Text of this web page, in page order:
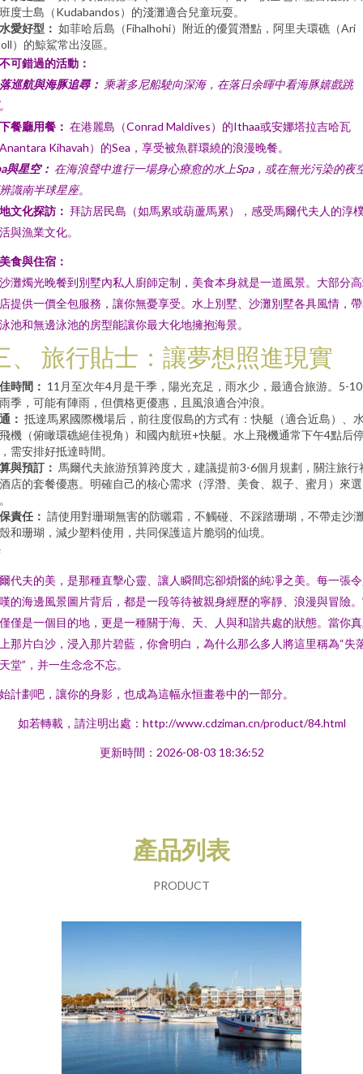
度士島（Kudabandos）的淺灘適合兒童玩耍。
愛好型： 如菲哈后島（Fihalhohi）附近的優質潛點，阿里夫環礁（Ari
）的鯨鯊常出沒區。
可錯過的活動：
巡航與海豚追尋： 乘著多尼船駛向深海，在落日余暉中看海豚嬉戲跳
餐廳用餐： 在港麗島（Conrad Maldives）的Ithaa或安娜塔拉吉哈瓦
Kihavah）的Sea，享受被魚群環繞的浪漫晚餐。
與星空： 在海浪聲中進行一場身心療愈的水上Spa，或在無光污染的夜
識南半球星座。
文化探訪： 拜訪居民島（如馬累或葫蘆馬累），感受馬爾代夫人的淳
與漁業文化。
食與住宿：
灘燭光晚餐到別墅內私人廚師定制，美食本身就是一道風景。大部分
提供一價全包服務，讓你無憂享受。水上別墅、沙灘別墅各具風情，
池和無邊泳池的房型能讓你最大化地擁抱海景。
、 旅行貼士：讓夢想照進現實
時間： 11月至次年4月是干季，陽光充足，雨水少，最適合旅游。5-
季，可能有陣雨，但價格更優惠，且風浪適合沖浪。
： 抵達馬累國際機場后，前往度假島的方式有：快艇（適合近島）、
機（俯瞰環礁絕佳視角）和國內航班+快艇。水上飛機通常下午4點后
需安排好抵達時間。
與預訂： 馬爾代夫旅游預算跨度大，建議提前3-6個月規劃，關注旅行
店的套餐優惠。明確自己的核心需求（浮潛、美食、親子、蜜月）來選
責任： 請使用對珊瑚無害的防曬霜，不觸碰、不踩踏珊瑚，不帶走沙
和珊瑚，減少塑料使用，共同保護這片脆弱的仙境。
代夫的美，是那種直擊心靈、讓人瞬間忘卻煩惱的純凈之美。每一張
的海邊風景圖片背后，都是一段等待被親身經歷的寧靜、浪漫與冒險
僅是一個目的地，更是一種關于海、天、人與和諧共處的狀態。當你
那片白沙，浸入那片碧藍，你會明白，為什么那么多人將這里稱為“失
堂”，并一生念念不忘。
計劃吧，讓你的身影，也成為這幅永恒畫卷中的一部分。
如若轉載，請注明出處：http://www.cdziman.cn/product/84.html
更新時間：2026-08-03 18:36:52
產品列表
PRODUCT